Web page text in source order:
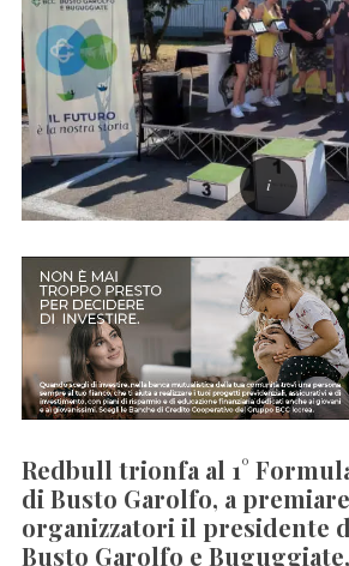
Redbull trionfa al 1°
di Busto Garolfo, a
organizzatori il presidente
Busto Garolfo e